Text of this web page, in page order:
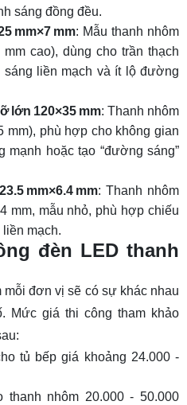
sáng đồng đều.
mm×7 mm: Mẫu thanh nhôm
cao), dùng cho trần thạch
liền mạch và ít lộ đường
lớn 120×35 mm: Thanh nhôm
mm), phù hợp cho không gian
mạnh hoặc tạo “đường sáng”
mm×6.4 mm: Thanh nhôm
mm, mẫu nhỏ, phù hợp chiếu
liền mạch.
đèn LED thanh
mỗi đơn vị sẽ có sự khác nhau
Mức giá thi công tham khảo
tủ bếp giá khoảng 24.000 -
nhôm 20.000 - 50.000